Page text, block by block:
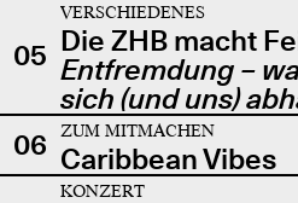
05
VERSCHIEDENES
Die ZHB macht
Entfremdung –
sich (und uns)
06
ZUM MITMACHEN
Caribbean Vibes
KONZERT